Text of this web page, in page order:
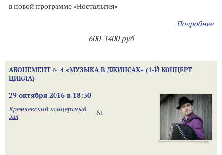
в новой программе «Ностальгия»
Подробнее
600-1400 руб
АБОНЕМЕНТ № 4 «МУЗЫКА В ДЖИНСАХ» (1-Й КОНЦЕРТ
ЦИКЛА)
29 октября 2016 в 18:30
6+
Кремлевский концертный
зал